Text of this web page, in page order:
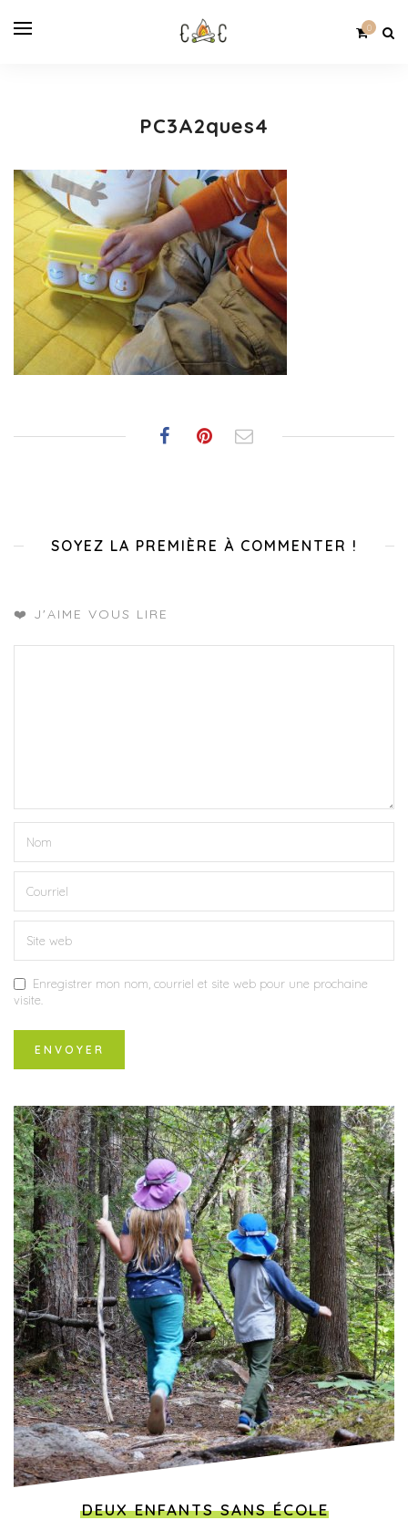
0
PC3A2ques4
SOYEZ LA PREMIÈRE À COMMENTER !
❤️ J'AIME VOUS LIRE
Enregistrer mon nom, courriel et site web pour une prochaine
visite.
DEUX ENFANTS SANS ÉCOLE